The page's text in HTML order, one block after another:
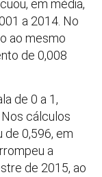
em média,
a 2014. No
ao mesmo
de 0,008
de 0 a 1,
cálculos
de 0,596, em
a
de 2015, ao